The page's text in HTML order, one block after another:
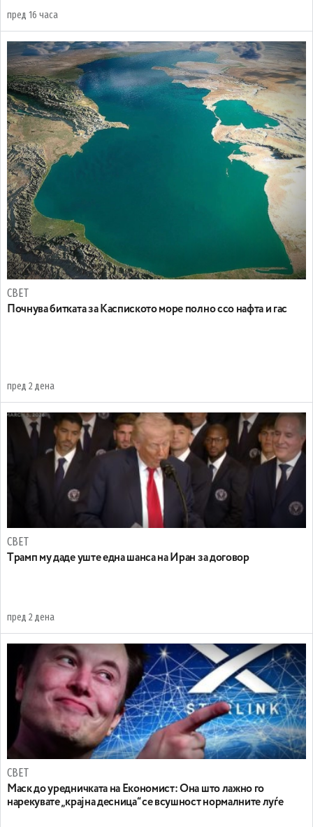
пред 16 часа
СВЕТ
Почнува битката за Каспиското море полно ссо нафта и гас
пред 2 дена
СВЕТ
Tрамп му даде уште една шанса на Иран за договор
пред 2 дена
СВЕТ
Маск до уредничката на Економист: Она што лажно го
нарекувате „крајна десница“ се всушност нормалните луѓе